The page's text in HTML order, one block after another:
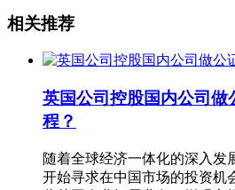
相关推荐
英国公司控股国内公司做
程？
随着全球经济一体化的深入发
开始寻求在中国市场的投资机